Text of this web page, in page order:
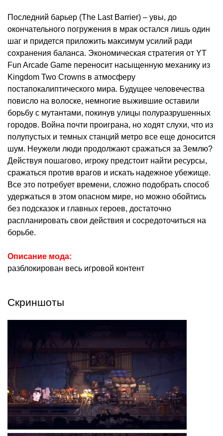
Последний барьер (The Last Barrier) – увы, до
окончательного погружения в мрак остался лишь один
шаг и придется приложить максимум усилий ради
сохранения баланса. Экономическая стратегия от YT
Fun Arcade Game переносит насыщенную механику из
Kingdom Two Crowns в атмосферу
постапокалиптического мира. Будущее человечества
повисло на волоске, немногие выжившие оставили
борьбу с мутантами, покинув улицы полуразрушенных
городов. Война почти проиграна, но ходят слухи, что из
полупустых и темных станций метро все еще доносится
шум. Неужели люди продолжают сражаться за Землю?
Действуя пошагово, игроку предстоит найти ресурсы,
сражаться против врагов и искать надежное убежище.
Все это потребует времени, сложно подобрать способ
удержаться в этом опасном мире, но можно обойтись
без подсказок и главных героев, достаточно
распланировать свои действия и сосредоточиться на
борьбе.
Описание мода:
разблокирован весь игровой контент
Скриншоты